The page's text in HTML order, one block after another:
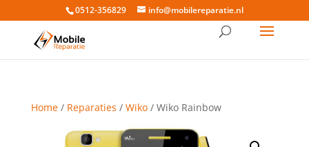
0512-356829 info@mobilereparatie.nl
Home/ Reparaties / Wiko/ Wiko Rainbow